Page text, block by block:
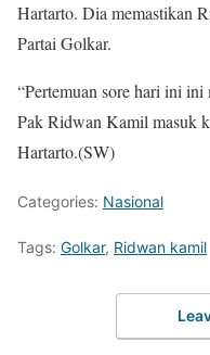
Hartarto. Dia memastikan
Partai Golkar.
“Pertemuan sore hari ini ini
Pak Ridwan Kamil masuk
Hartarto.(SW)
Categories: Nasional
Tags: Golkar, Ridwan kamil